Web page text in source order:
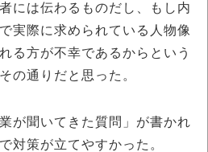
には伝わるものだし、もし内
実際に求められている人物像
る方が不幸であるからという
の通りだと思った。
が聞いてきた質問」が書かれ
対策が立てやすかった。